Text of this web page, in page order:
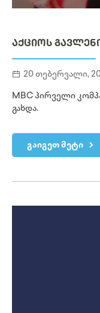
ᲐᲥᲪᲘᲝᲡ
20 თებერვალი,
MBC პირველი
გახდა.
გაიგეთ მეტი